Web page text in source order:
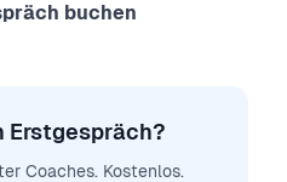
buchen
Erstgespräch?
Coaches. Kostenlos.